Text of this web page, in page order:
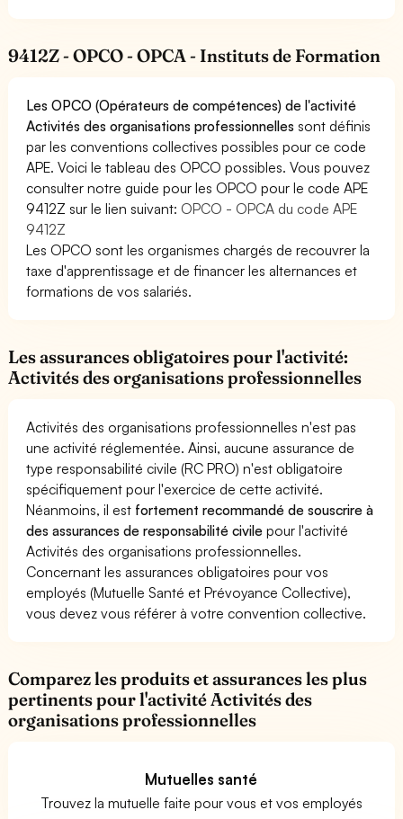
9412Z - OPCO - OPCA - Instituts de Formation
Les OPCO (Opérateurs de compétences) de l'activité
Activités des organisations professionnelles sont définis
par les conventions collectives possibles pour ce code
APE. Voici le tableau des OPCO possibles. Vous pouvez
consulter notre guide pour les OPCO pour le code APE
9412Z sur le lien suivant: OPCO - OPCA du code APE
9412Z
Les OPCO sont les organismes chargés de recouvrer la
taxe d'apprentissage et de financer les alternances et
formations de vos salariés.
Les assurances obligatoires pour l'activité:
Activités des organisations professionnelles
Activités des organisations professionnelles n'est pas
une activité réglementée. Ainsi, aucune assurance de
type responsabilité civile (RC PRO) n'est obligatoire
spécifiquement pour l'exercice de cette activité.
Néanmoins, il est fortement recommandé de souscrire à
des assurances de responsabilité civile pour l'activité
Activités des organisations professionnelles.
Concernant les assurances obligatoires pour vos
employés (Mutuelle Santé et Prévoyance Collective),
vous devez vous référer à votre convention collective.
Comparez les produits et assurances les plus
pertinents pour l'activité Activités des
organisations professionnelles
Mutuelles santé
Trouvez la mutuelle faite pour vous et vos employés